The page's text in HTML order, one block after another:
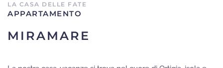
LA CASA DELLE FATE
APPARTAMENTO
MIRAMARE